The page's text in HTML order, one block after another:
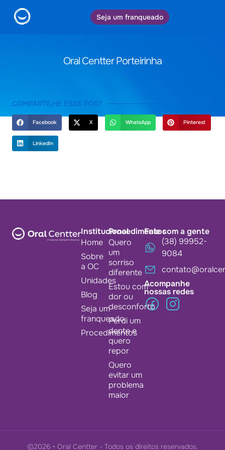
Seja um franqueado
Oral Centter Porteirinha
COMPARTILHE ESSE POST
Facebook X WhatsApp Pinterest
LinkedIn
Institucional
Home
Sobre
a OC
Unidades
Blog
Seja um
franqueado
Procedimentos
Procedimentos
Quero
um
sorriso
diferente
Estou com
dor ou
desconforto
Perdi um
dente e
quero
repor
Quero
evitar um
problema
maior
Fale com a gente
(38) 99952-
9084
Acompanhe
nossas redes
©2026 • Oral Centter - Todos os direitos reservados.